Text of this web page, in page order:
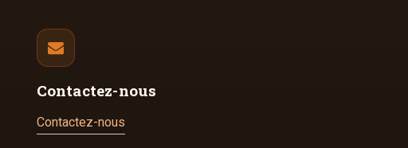
Contactez-nous
Contactez-nous